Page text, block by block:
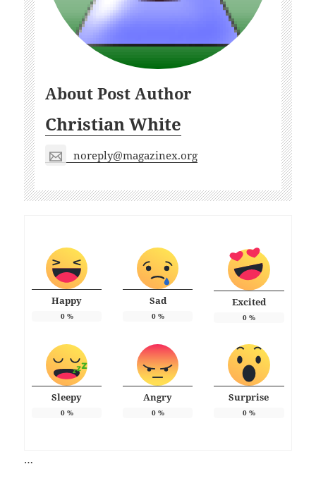
About Post Author
Christian White
noreply@magazinex.org
Happy
0%
Sad
0%
Excited
0%
Sleepy
0%
Angry
0%
Surprise
0%
…